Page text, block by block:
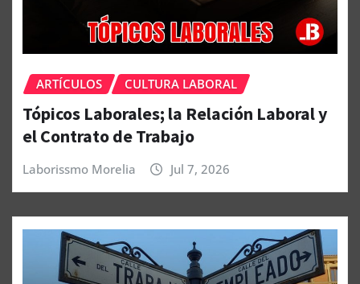
ARTÍCULOS CULTURA LABORAL
Tópicos Laborales; la Relación Laboral y
el Contrato de Trabajo
Laborissmo Morelia Jul 7, 2026